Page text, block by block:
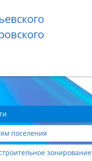
поселения
зонирование